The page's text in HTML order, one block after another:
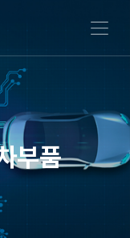
메뉴 열기
부품